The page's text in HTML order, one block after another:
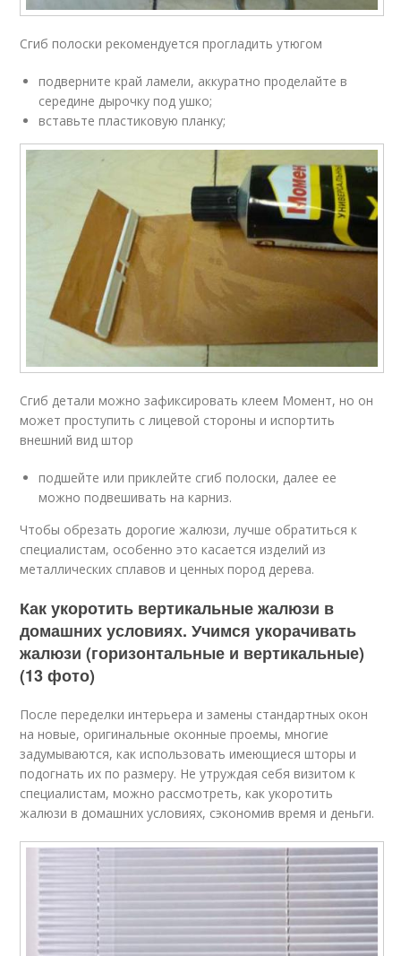
Сгиб полоски рекомендуется прогладить утюгом
подверните край ламели, аккуратно проделайте в
середине дырочку под ушко;
вставьте пластиковую планку;
Сгиб детали можно зафиксировать клеем Момент, но он
может проступить с лицевой стороны и испортить
внешний вид штор
подшейте или приклейте сгиб полоски, далее ее
можно подвешивать на карниз.
Чтобы обрезать дорогие жалюзи, лучше обратиться к
специалистам, особенно это касается изделий из
металлических сплавов и ценных пород дерева.
Как укоротить вертикальные жалюзи в
домашних условиях. Учимся укорачивать
жалюзи (горизонтальные и вертикальные)
(13 фото)
После переделки интерьера и замены стандартных окон
на новые, оригинальные оконные проемы, многие
задумываются, как использовать имеющиеся шторы и
подогнать их по размеру. Не утруждая себя визитом к
специалистам, можно рассмотреть, как укоротить
жалюзи в домашних условиях, сэкономив время и деньги.